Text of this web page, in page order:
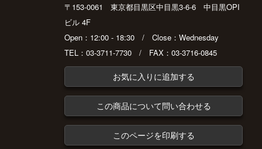
〒153-0061 東京都目黒区中目黒3-6-6 中目黒OPI
ビル 4F
Open：12:00 - 18:30 / Close：Wednesday
TEL：03-3711-7730 / FAX：03-3716-0845
お気に入りに追加する
この商品について問い合わせる
このページを印刷する